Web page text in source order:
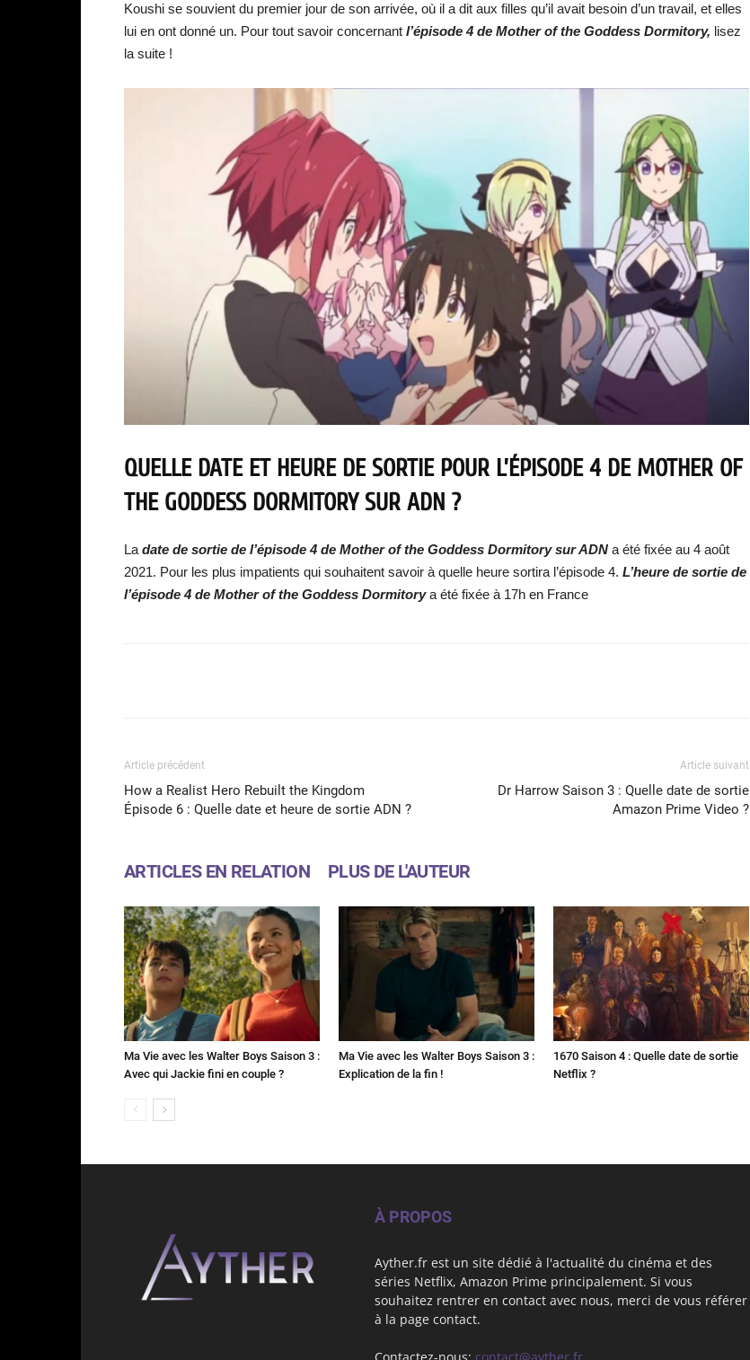
Koushi se souvient du premier jour de son arrivée, où il a dit aux filles qu’il avait besoin d’un travail, et elles
lui en ont donné un. Pour tout savoir concernant l’épisode 4 de Mother of the Goddess Dormitory, lisez
la suite !
QUELLE DATE ET HEURE DE SORTIE POUR L’ÉPISODE 4 DE MOTHER OF
THE GODDESS DORMITORY SUR ADN ?
La date de sortie de l’épisode 4 de Mother of the Goddess Dormitory sur ADN a été fixée au 4 août
2021. Pour les plus impatients qui souhaitent savoir à quelle heure sortira l’épisode 4. L’heure de sortie de
l’épisode 4 de Mother of the Goddess Dormitorya été fixée à 17h en France
Article précédent
How a Realist Hero Rebuilt the Kingdom
Épisode 6 : Quelle date et heure de sortie ADN ?
Article suivant
Dr Harrow Saison 3 : Quelle date de sortie
Amazon Prime Video ?
ARTICLES EN RELATION PLUS DE L'AUTEUR
Ma Vie avec les Walter Boys Saison 3 :
Avec qui Jackie fini en couple ?
Ma Vie avec les Walter Boys Saison 3 :
Explication de la fin !
1670 Saison 4 : Quelle date de sortie
Netflix ?
À PROPOS
Ayther.fr est un site dédié à l'actualité du cinéma et des
séries Netflix, Amazon Prime principalement. Si vous
souhaitez rentrer en contact avec nous, merci de vous référer
à la page contact.